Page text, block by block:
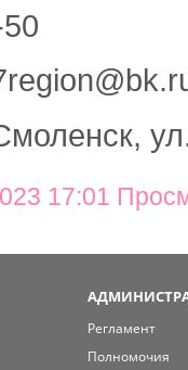
17:01
Регламент
Полномочия